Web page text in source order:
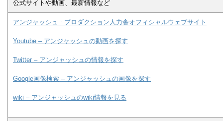
公式サイトや動画、最新情報など
アンジャッシュ : プロダクション人力舎オフィシャルウェブサイト
Youtube – アンジャッシュの動画を探す
Twitter – アンジャッシュの情報を探す
Google画像検索 – アンジャッシュの画像を探す
wiki – アンジャッシュのwiki情報を見る